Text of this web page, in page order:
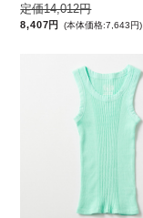
定価14,012円
8,407円 (本体価格:7,643円)